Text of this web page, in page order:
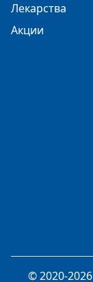
Лекарства
Акции
© 2020-